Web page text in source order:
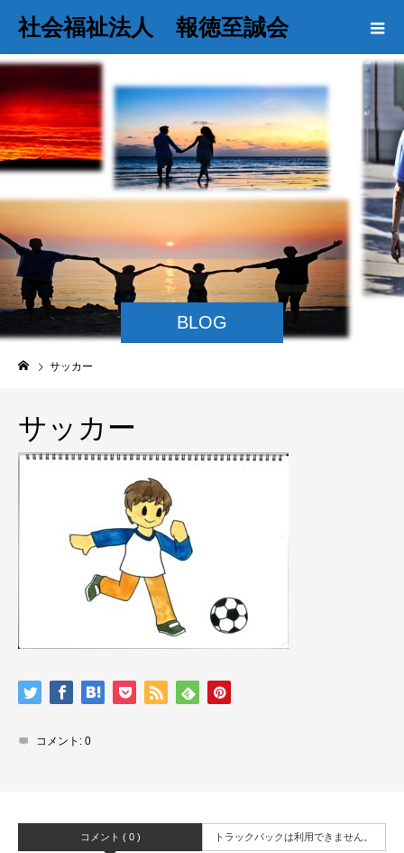
社会福祉法人 報徳至誠会
BLOG
サッカー
サッカー
コメント: 0
コメント ( 0 ) トラックバックは利用できません。